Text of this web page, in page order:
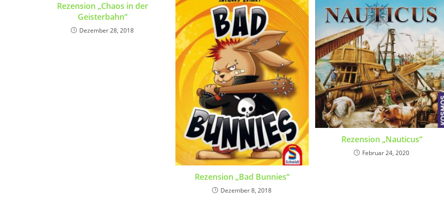
Rezension „Chaos in der
Geisterbahn“
Dezember 28, 2018
Rezension „Bad Bunnies“
Dezember 8, 2018
Rezension „Nauticus“
Februar 24, 2020